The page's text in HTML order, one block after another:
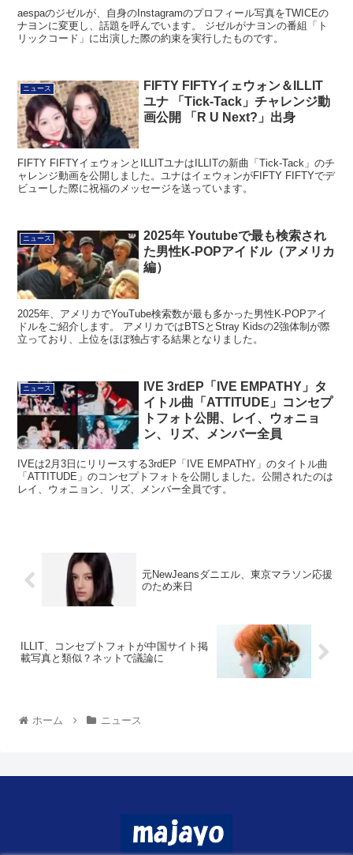
aespaのジゼルが、自身のInstagramのプロフィール写真をTWICEの
ナヨンに変更し、話題を呼んでいます。 ジゼルがナヨンの番組「ト
リックコード」に出演した際の約束を実行したものです。
ニュース
FIFTY FIFTYイェウォン＆ILLIT
ユナ 「Tick-Tack」チャレンジ動
画公開 「R U Next?」出身
FIFTY FIFTYイェウォンとILLITユナはILLITの新曲「Tick-Tack」のチ
ャレンジ動画を公開しました。ユナはイェウォンがFIFTY FIFTYでデ
ビューした際に祝福のメッセージを送っています。
ニュース
2025年 Youtubeで最も検索され
た男性K-POPアイドル（アメリカ
編）
2025年、アメリカでYouTube検索数が最も多かった男性K-POPアイ
ドルをご紹介します。 アメリカではBTSとStray Kidsの2強体制が際
立っており、上位をほぼ独占する結果となりました。
ニュース
IVE 3rdEP「IVE EMPATHY」タ
イトル曲「ATTITUDE」コンセプ
トフォト公開、レイ、ウォニョ
ン、リズ、メンバー全員
IVEは2月3日にリリースする3rdEP「IVE EMPATHY」のタイトル曲
「ATTITUDE」のコンセプトフォトを公開しました。公開されたのは
レイ、ウォニョン、リズ、メンバー全員です。
元NewJeansダニエル、東京マラソン応援
のため来日
ILLIT、コンセプトフォトが中国サイト掲
載写真と類似？ネットで議論に
ホーム ニュース